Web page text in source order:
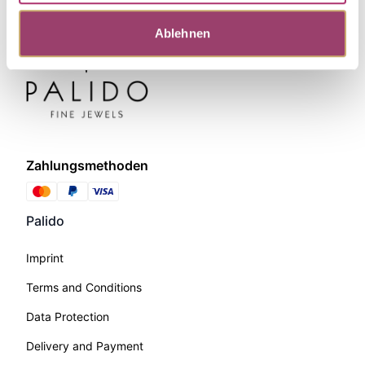
Ablehnen
Zahlungsmethoden
Palido
Imprint
Terms and Conditions
Data Protection
Delivery and Payment